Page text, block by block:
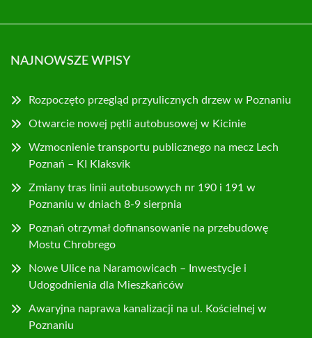
NAJNOWSZE WPISY
Rozpoczęto przegląd przyulicznych drzew w Poznaniu
Otwarcie nowej pętli autobusowej w Kicinie
Wzmocnienie transportu publicznego na mecz Lech
Poznań – KI Klaksvik
Zmiany tras linii autobusowych nr 190 i 191 w
Poznaniu w dniach 8-9 sierpnia
Poznań otrzymał dofinansowanie na przebudowę
Mostu Chrobrego
Nowe Ulice na Naramowicach – Inwestycje i
Udogodnienia dla Mieszkańców
Awaryjna naprawa kanalizacji na ul. Kościelnej w
Poznaniu